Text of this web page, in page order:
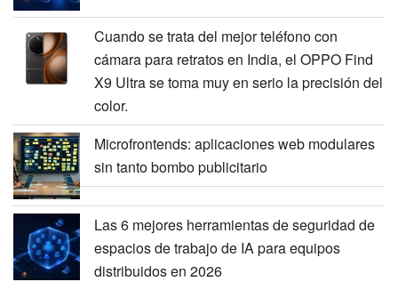
Cuando se trata del mejor teléfono con
cámara para retratos en India, el OPPO Find
X9 Ultra se toma muy en serio la precisión del
color.
Microfrontends: aplicaciones web modulares
sin tanto bombo publicitario
Las 6 mejores herramientas de seguridad de
espacios de trabajo de IA para equipos
distribuidos en 2026